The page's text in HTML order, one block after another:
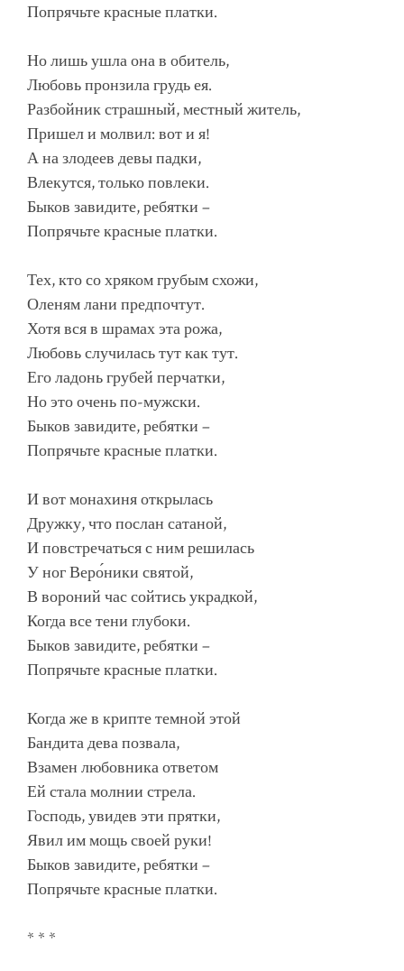
Попрячьте красные платки.
Но лишь ушла она в обитель,
Любовь пронзила грудь ея.
Разбойник страшный, местный житель,
Пришел и молвил: вот и я!
А на злодеев девы падки,
Влекутся, только повлеки.
Быков завидите, ребятки –
Попрячьте красные платки.
Тех, кто со хряком грубым схожи,
Оленям лани предпочтут.
Хотя вся в шрамах эта рожа,
Любовь случилась тут как тут.
Его ладонь грубей перчатки,
Но это очень по-мужски.
Быков завидите, ребятки –
Попрячьте красные платки.
И вот монахиня открылась
Дружку, что послан сатаной,
И повстречаться с ним решилась
У ног Веро́ники святой,
В вороний час сойтись украдкой,
Когда все тени глубоки.
Быков завидите, ребятки –
Попрячьте красные платки.
Когда же в крипте темной этой
Бандита дева позвала,
Взамен любовника ответом
Ей стала молнии стрела.
Господь, увидев эти прятки,
Явил им мощь своей руки!
Быков завидите, ребятки –
Попрячьте красные платки.
* * *